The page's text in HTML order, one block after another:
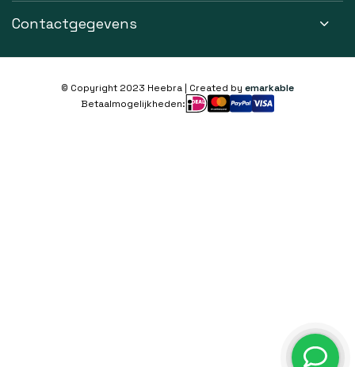
Contactgegevens
© Copyright 2023 Heebra | Created by emarkable
Betaalmogelijkheden: